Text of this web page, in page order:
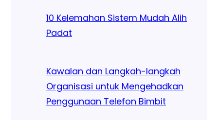
10 Kelemahan Sistem Mudah Alih
Padat
Kawalan dan Langkah-langkah
Organisasi untuk Mengehadkan
Penggunaan Telefon Bimbit